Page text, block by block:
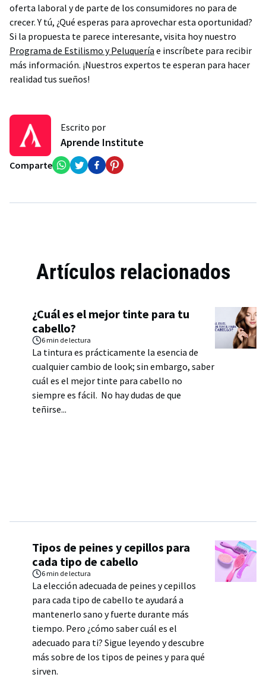
oferta laboral y de parte de los consumidores no para de
crecer. Y tú, ¿Qué esperas para aprovechar esta oportunidad?
Si la propuesta te parece interesante, visita hoy nuestro
Programa de Estilismo y Peluquería e inscríbete para recibir
más información. ¡Nuestros expertos te esperan para hacer
realidad tus sueños!
Escrito por
Aprende Institute
Comparte
Artículos relacionados
¿Cuál es el mejor tinte para tu
cabello?
6 min de lectura
La tintura es prácticamente la esencia de
cualquier cambio de look; sin embargo, saber
cuál es el mejor tinte para cabello no
siempre es fácil. No hay dudas de que
teñirse...
Tipos de peines y cepillos para
cada tipo de cabello
6 min de lectura
La elección adecuada de peines y cepillos
para cada tipo de cabello te ayudará a
mantenerlo sano y fuerte durante más
tiempo. Pero ¿cómo saber cuál es el
adecuado para ti? Sigue leyendo y descubre
más sobre de los tipos de peines y para qué
sirven.